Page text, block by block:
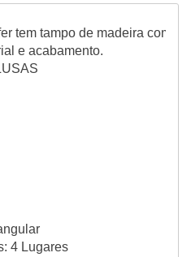
tem tampo de madeira com
e acabamento.
4 Lugares